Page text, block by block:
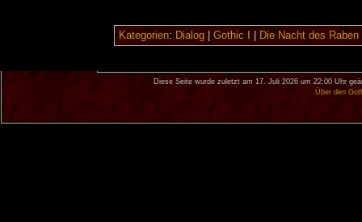
Kategorien: Dialog| Gothic I Die Nacht des Raben
Diese Seite wurde zuletzt am 17. Juli 2026 um 22:00 Uhr
Über den